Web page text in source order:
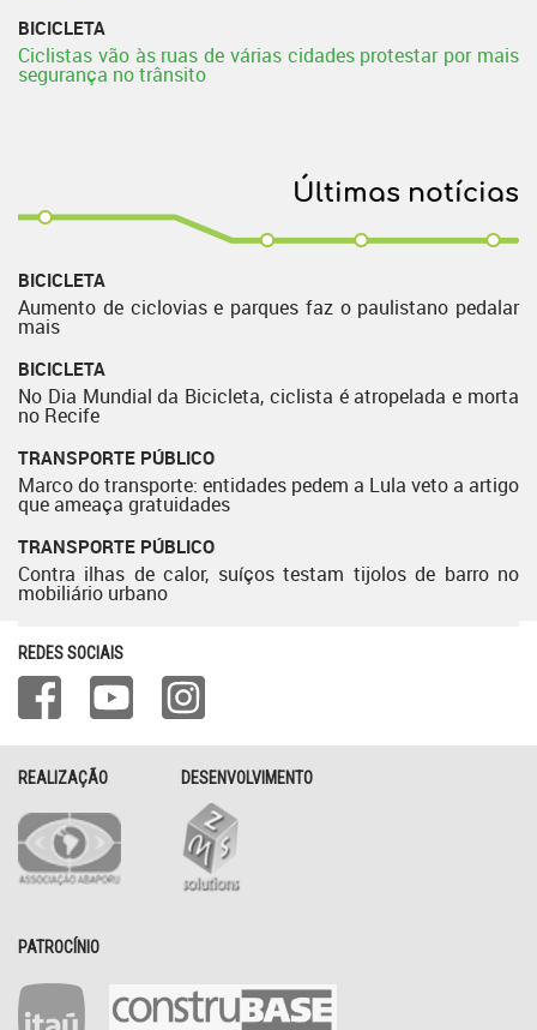
BICICLETA
Ciclistas vão às ruas de várias cidades protestar por mais
segurança no trânsito
Últimas notícias
BICICLETA
Aumento de ciclovias e parques faz o paulistano pedalar
mais
BICICLETA
No Dia Mundial da Bicicleta, ciclista é atropelada e morta
no Recife
TRANSPORTE PÚBLICO
Marco do transporte: entidades pedem a Lula veto a artigo
que ameaça gratuidades
TRANSPORTE PÚBLICO
Contra ilhas de calor, suíços testam tijolos de barro no
mobiliário urbano
REDES SOCIAIS
REALIZAÇÃO DESENVOLVIMENTO
PATROCÍNIO